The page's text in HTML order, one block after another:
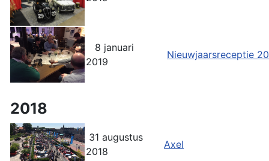
8 januari
2019
Nieuwjaarsreceptie
2018
31 augustus
2018
Axel